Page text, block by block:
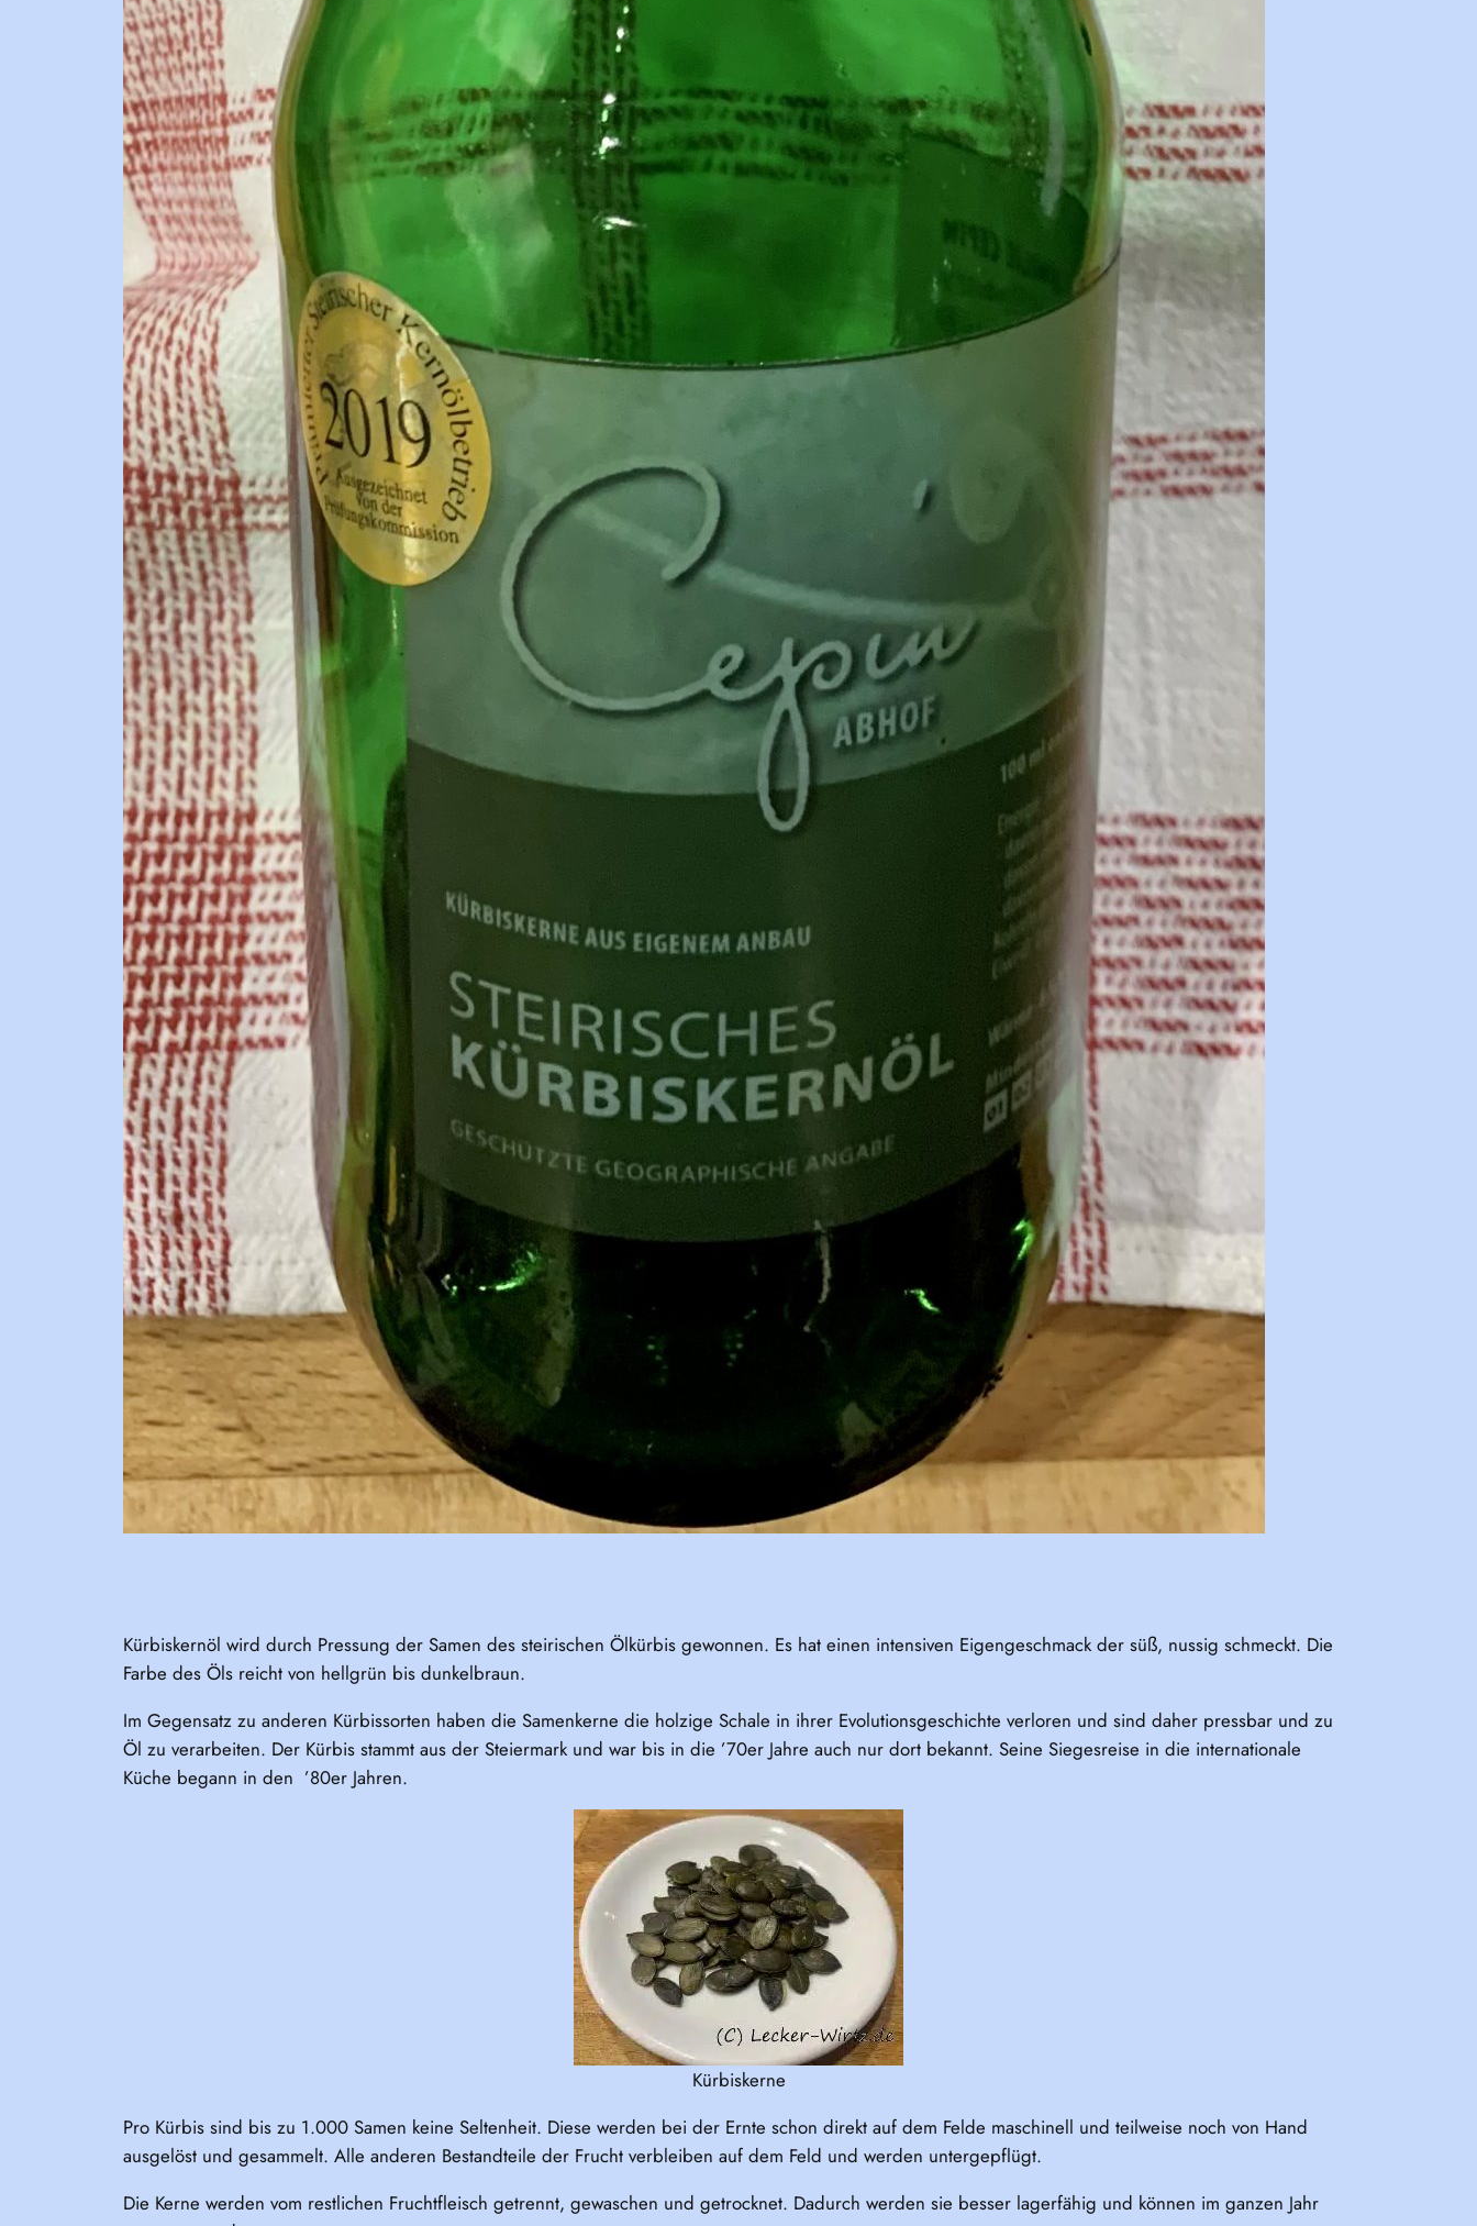
Kürbiskernöl wird durch Pressung der Samen des steirischen Ölkürbis gewonnen. Es hat einen intensiven Eigengeschmack der süß, nussig schmeckt. Die
Farbe des Öls reicht von hellgrün bis dunkelbraun.
Im Gegensatz zu anderen Kürbissorten haben die Samenkerne die holzige Schale in ihrer Evolutionsgeschichte verloren und sind daher pressbar und zu
Öl zu verarbeiten. Der Kürbis stammt aus der Steiermark und war bis in die ’70er Jahre auch nur dort bekannt. Seine Siegesreise in die internationale
Küche begann in den ’80er Jahren.
Kürbiskerne
Pro Kürbis sind bis zu 1.000 Samen keine Seltenheit. Diese werden bei der Ernte schon direkt auf dem Felde maschinell und teilweise noch von Hand
ausgelöst und gesammelt. Alle anderen Bestandteile der Frucht verbleiben auf dem Feld und werden untergepflügt.
Die Kerne werden vom restlichen Fruchtfleisch getrennt, gewaschen und getrocknet. Dadurch werden sie besser lagerfähig und können im ganzen Jahr